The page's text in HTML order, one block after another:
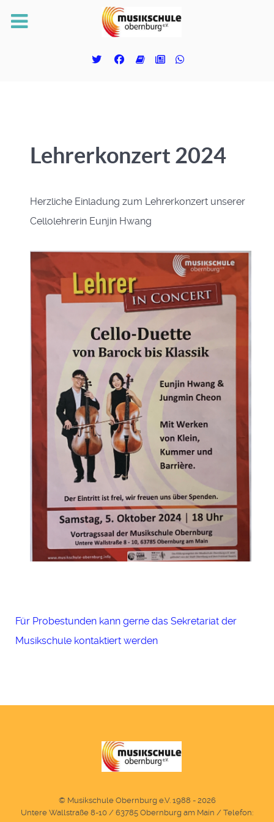
Lehrerkonzert 2024
Herzliche Einladung zum Lehrerkonzert unserer
Cellolehrerin Eunjin Hwang
Für Probestunden kann gerne das Sekretariat der
Musikschule kontaktiert werden
© Musikschule Obernburg e.V. 1988 - 2026
Untere Wallstraße 8-10 / 63785 Obernburg am Main / Telefon: